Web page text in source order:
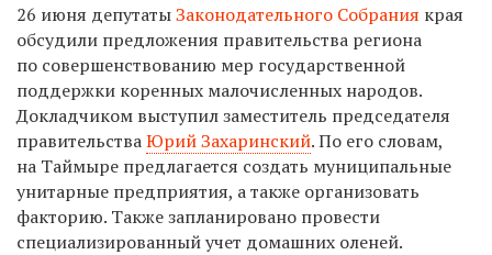
26 июня депутатыЗаконодательного Собрания края
обсудили предложения правительства региона
по совершенствованию мер государственной
поддержки коренных малочисленных народов.
Докладчиком выступил заместитель председателя
правительстваЮрий Захаринский. По его словам,
на Таймыре предлагается создать муниципальные
унитарные предприятия, а также организовать
факторию. Также запланировано провести
специализированный учет домашних оленей.